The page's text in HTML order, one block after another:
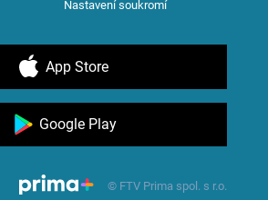
Nastavení soukromí
App Store
Google Play
© FTV Prima spol. s r.o.